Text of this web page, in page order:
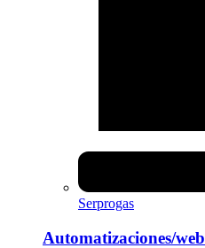
Serprogas
Automatizaciones/web